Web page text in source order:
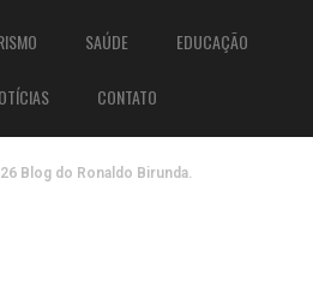
SAÚDE EDUCAÇÃO
CONTATO
Blog do Ronaldo Birunda.